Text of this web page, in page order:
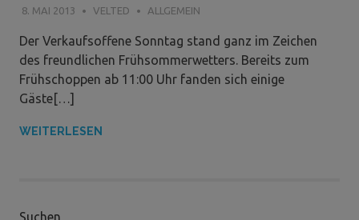
8. MAI 2013 VELTED ALLGEMEIN
Der Verkaufsoffene Sonntag stand ganz im Zeichen
des freundlichen Frühsommerwetters. Bereits zum
Frühschoppen ab 11:00 Uhr fanden sich einige
Gäste[…]
WEITERLESEN
Suchen